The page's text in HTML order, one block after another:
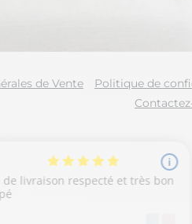
de Vente Politique de